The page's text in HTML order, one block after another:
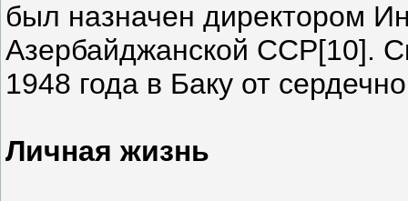
был назначен директором
Азербайджанской ССР[10].
1948 года в Баку от
Личная жизнь